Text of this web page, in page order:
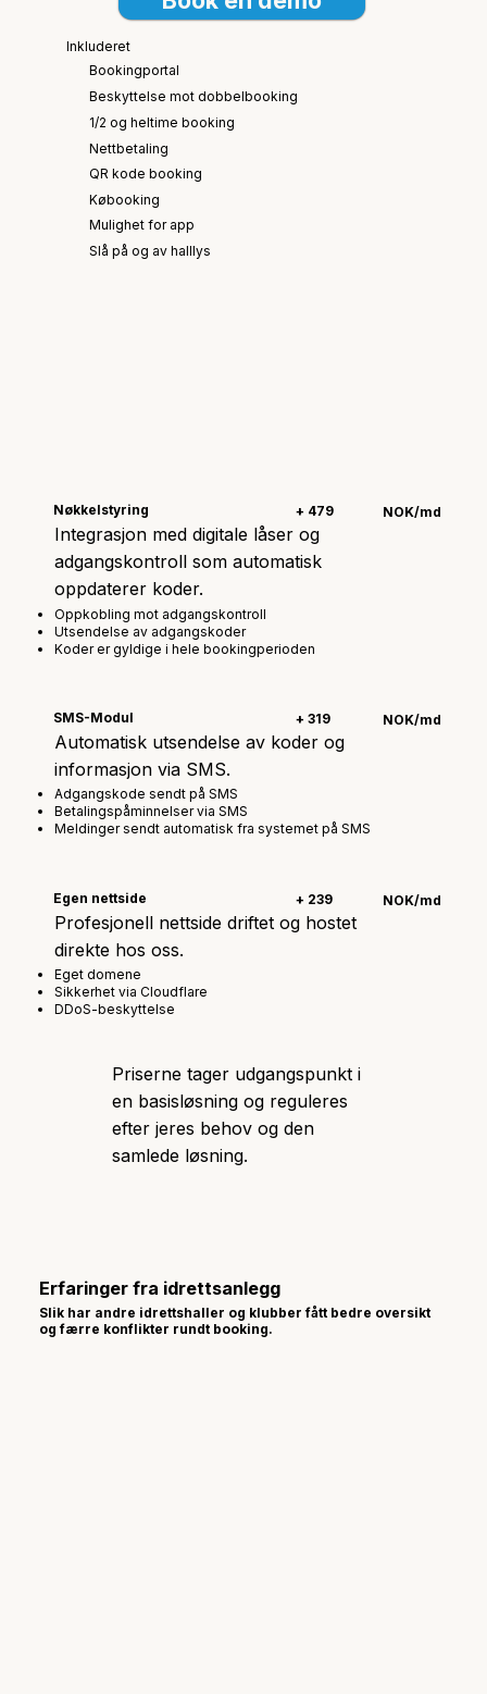
Inkluderet
Bookingportal
Beskyttelse mot dobbelbooking
1/2 og heltime booking
Nettbetaling
QR kode booking
Købooking
Mulighet for app
Slå på og av halllys
Nøkkelstyring + 479 NOK/md
Integrasjon med digitale låser og
adgangskontroll som automatisk
oppdaterer koder.
Oppkobling mot adgangskontroll
Utsendelse av adgangskoder
Koder er gyldige i hele bookingperioden
SMS-Modul + 319 NOK/md
Automatisk utsendelse av koder og
informasjon via SMS.
Adgangskode sendt på SMS
Betalingspåminnelser via SMS
Meldinger sendt automatisk fra systemet på SMS
Egen nettside + 239 NOK/md
Profesjonell nettside driftet og hostet
direkte hos oss.
Eget domene
Sikkerhet via Cloudflare
DDoS-beskyttelse
Priserne tager udgangspunkt i
en basisløsning og reguleres
efter jeres behov og den
samlede løsning.
Erfaringer fra idrettsanlegg
Slik har andre idrettshaller og klubber fått bedre oversikt
og færre konflikter rundt booking.